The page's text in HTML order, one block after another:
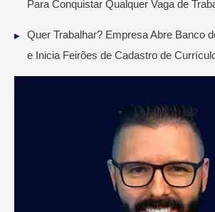
Para Conquistar Qualquer Vaga de
Quer Trabalhar? Empresa Abre Banco
e Inicia Feirões de Cadastro de